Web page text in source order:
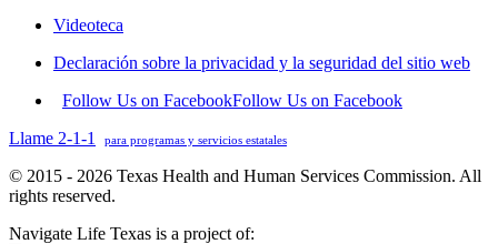
Videoteca
Declaración sobre la privacidad y la seguridad del sitio web
Follow Us on FacebookFollow Us on Facebook
Llame 2-1-1
para programas y servicios estatales
© 2015 - 2026 Texas Health and Human Services Commission. All
rights reserved.
Navigate Life Texas is a project of: